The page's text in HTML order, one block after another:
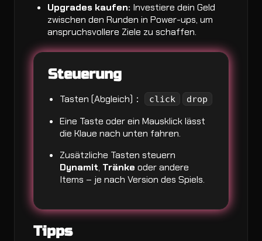
Upgrades kaufen: Investiere dein Geld
zwischen den Runden in Power-ups, um
anspruchsvollere Ziele zu schaffen.
Steuerung
Tasten (Abgleich)： click drop
Eine Taste oder ein Mausklick lässt
die Klaue nach unten fahren.
Zusätzliche Tasten steuern
Dynamit, Tränke oder andere
Items – je nach Version des Spiels.
Tipps